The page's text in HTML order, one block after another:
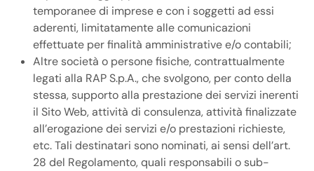
temporanee di imprese e con i soggetti ad essi
aderenti, limitatamente alle comunicazioni
effettuate per finalità amministrative e/o contabili;
Altre società o persone fisiche, contrattualmente
legati alla RAP S.p.A., che svolgono, per conto della
stessa, supporto alla prestazione dei servizi inerenti
il Sito Web, attività di consulenza, attività finalizzate
all’erogazione dei servizi e/o prestazioni richieste,
etc. Tali destinatari sono nominati, ai sensi dell’art.
28 del Regolamento, quali responsabili o sub-